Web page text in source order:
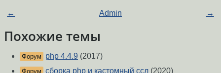
← Admin →
Похожие темы
Форум php 4.4.9 (2017)
Форум сборка php и кастомный ссл (2020)